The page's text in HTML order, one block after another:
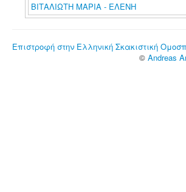
ΒΙΤΑΛΙΩΤΗ ΜΑΡΙΑ - ΕΛΕΝΗ
Επιστροφή στην Ελληνική Σκακιστική
© Andreas